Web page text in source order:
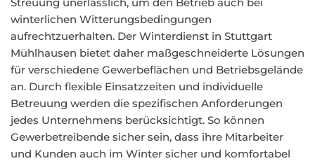
winterlichen Witterungsbedingungen
aufrechtzuerhalten. Der Winterdienst in Stuttgart
Mühlhausen bietet daher maßgeschneiderte Lösungen
für verschiedene Gewerbeflächen und Betriebsgelände
an. Durch flexible Einsatzzeiten und individuelle
Betreuung werden die spezifischen Anforderungen
jedes Unternehmens berücksichtigt. So können
Gewerbetreibende sicher sein, dass ihre Mitarbeiter
und Kunden auch im Winter sicher und komfortabel